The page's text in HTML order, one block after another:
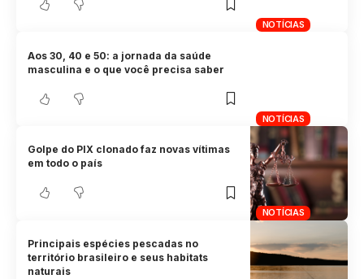
NOTÍCIAS
NOTÍCIAS
Aos 30, 40 e 50: a jornada da saúde
masculina e o que você precisa saber
NOTÍCIAS
Golpe do PIX clonado faz novas vítimas
em todo o país
Principais espécies pescadas no
território brasileiro e seus habitats
naturais